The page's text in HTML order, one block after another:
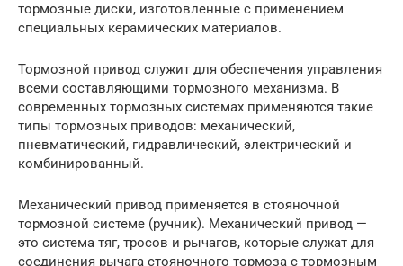
тормозные диски, изготовленные с применением
специальных керамических материалов.
Тормозной привод служит для обеспечения управления
всеми составляющими тормозного механизма. В
современных тормозных системах применяются такие
типы тормозных приводов: механический,
пневматический, гидравлический, электрический и
комбинированный.
Механический привод применяется в стояночной
тормозной системе (ручник). Механический привод —
это система тяг, тросов и рычагов, которые служат для
соединения рычага стояночного тормоза с тормозным